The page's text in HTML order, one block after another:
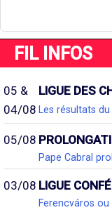
FIL INFOS
05 &
04/08
LIGUE DES
Les résultats
05/08
Pape Cabral
03/08 LIGUE
Ferencváros